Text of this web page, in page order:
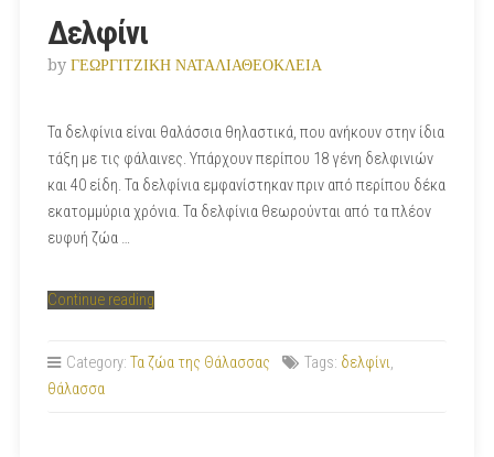
Δελφίνι
by ΓΕΩΡΓΙΤΖΙΚΗ ΝΑΤΑΛΙΑΘΕΟΚΛΕΙΑ
Τα δελφίνια είναι θαλάσσια θηλαστικά, που ανήκουν στην ίδια
τάξη με τις φάλαινες. Υπάρχουν περίπου 18 γένη δελφινιών
και 40 είδη. Τα δελφίνια εμφανίστηκαν πριν από περίπου δέκα
εκατομμύρια χρόνια. Τα δελφίνια θεωρούνται από τα πλέον
ευφυή ζώα …
Continue reading“Δελφίνι”
Category: Τα ζώα της Θάλασσας Tags: δελφίνι,
θάλασσα